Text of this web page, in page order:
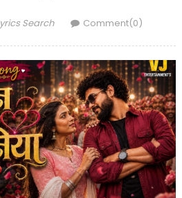
Search Comment(0)